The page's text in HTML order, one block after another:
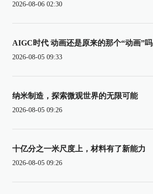
2026-08-06 02:30
AIGC时代 动画还是原来的那个“动画”吗
2026-08-05 09:33
纳米制造，探索微观世界的无限可能
2026-08-05 09:26
十亿分之一米尺度上，材料有了新能力
2026-08-05 09:26